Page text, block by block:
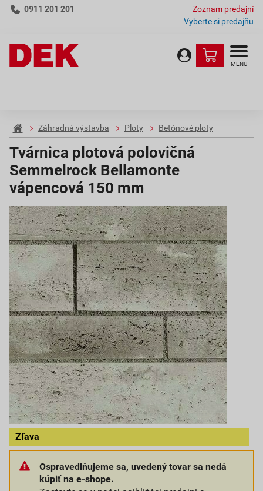
0911 201 201
Zoznam predajní
Vyberte si predajňu
MENU
Záhradná výstavba Ploty Betónové ploty
Tvárnica plotová polovičná
Semmelrock Bellamonte
vápencová 150 mm
Zľava
Ospravedlňujeme sa, uvedený tovar sa nedá
kúpiť na e-shope.